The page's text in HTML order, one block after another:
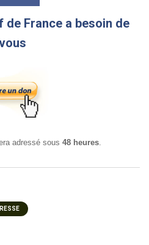
de France a besoin de
adressé sous 48 heures.